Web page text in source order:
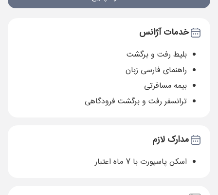
خدمات آژانس
بلیط رفت و برگشت
راهنمای فارسی زبان
بیمه مسافرتی
ترانسفر رفت و برگشت فرودگاهی
مدارک لازم
اسکن پاسپورت با 7 ماه اعتبار